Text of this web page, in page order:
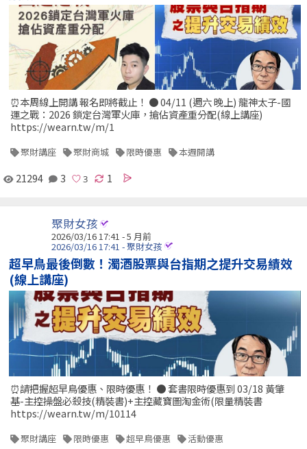
⏰本周線上開講 報名即將截止！ ● 04/11 (週六 晚上) 龍神太子-國
運之戰：2026 鎖定台灣軍火庫，搶佔資產重分配(線上講座)
https://wearn.tw/m/1
聚財講座 聚財商城 限時優惠 本週開講
21294 3 1
聚財女孩
2026/03/16 17:41 - 5 月前
2026/03/16 17:41 - 聚財女孩
超早鳥最後倒數！濁酒股票與台指期之提升交易績效
(線上講座)
⏰請把握超早鳥優惠、限時優惠！ ● 套書限時優惠到 03/18 黃肇
基-主控操盤必殺技(精裝書)+主控藏寶圖淘金術(限量精裝書
https://wearn.tw/m/10114
聚財講座 限時優惠 超早鳥優惠 活動優惠